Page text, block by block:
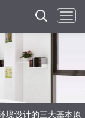
境设计的三大基本原